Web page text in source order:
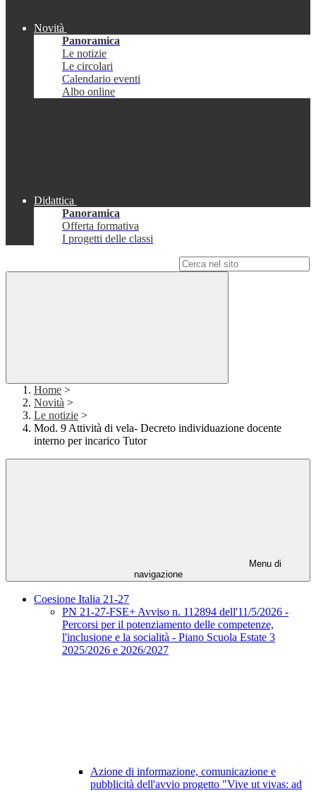
Novità
Panoramica
Le notizie
Le circolari
Calendario eventi
Albo online
Didattica
Panoramica
Offerta formativa
I progetti delle classi
Home >
Novità >
Le notizie >
Mod. 9 Attività di vela- Decreto individuazione docente
interno per incarico Tutor
Menu di
navigazione
Coesione Italia 21-27
PN 21-27-FSE+ Avviso n. 112894 dell'11/5/2026 -
Percorsi per il potenziamento delle competenze,
l'inclusione e la socialità - Piano Scuola Estate 3
2025/2026 e 2026/2027
Azione di informazione, comunicazione e
pubblicità dell'avvio progetto "Vive ut vivas: ad